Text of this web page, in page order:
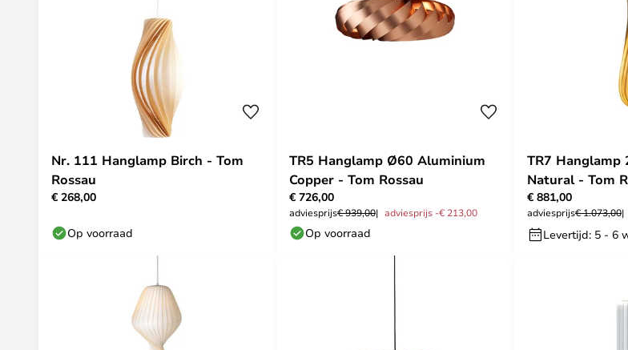
Nr. 111 Hanglamp Birch - Tom
Rossau
€ 268,00
Op voorraad
TR5 Hanglamp Ø60 Aluminium
Copper - Tom Rossau
€ 726,00
adviesprijs€ 939,00 adviesprijs -€ 213,00
Op voorraad
TR7 Hanglamp
Natural - Tom
€ 881,00
adviesprijs€ 1.073,00
Levertijd: 5 - 6